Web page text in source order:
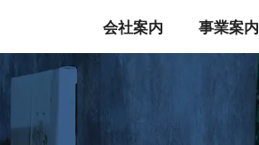
会社案内 事業案内